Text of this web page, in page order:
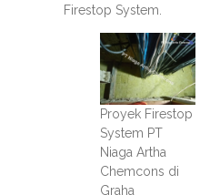
Firestop System.
Proyek Firestop
System PT
Niaga Artha
Chemcons di
Graha